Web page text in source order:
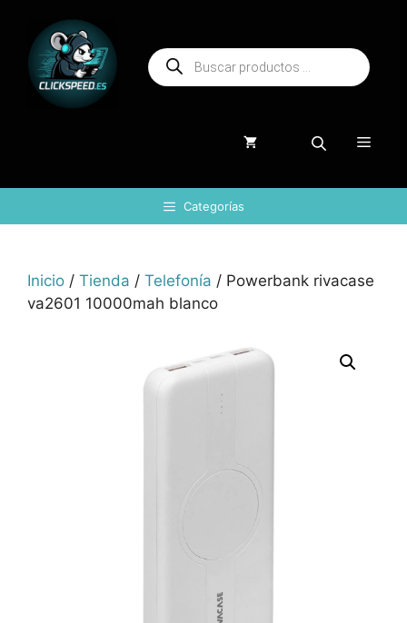
contenido
Búsqueda
de
productos
Menú
Categorías
Inicio / Tienda / Telefonía / Powerbank rivacase
va2601 10000mah blanco